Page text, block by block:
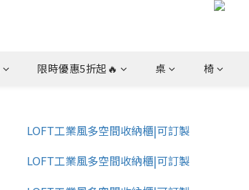
限時優惠5折起🔥 桌 椅